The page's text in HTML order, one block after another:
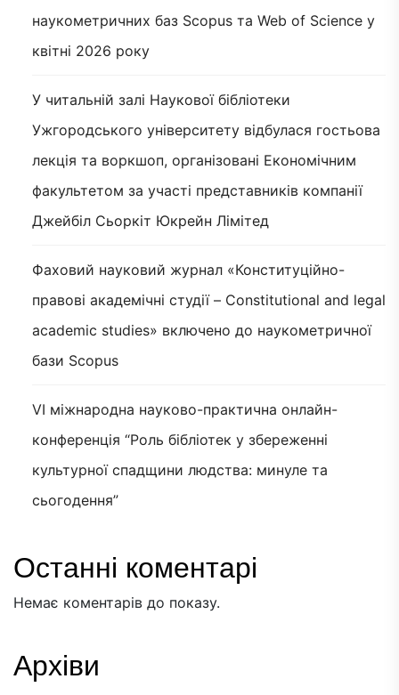
наукометричних баз Scopus та Web of Science у
квітні 2026 року
У читальній залі Наукової бібліотеки
Ужгородського університету відбулася гостьова
лекція та воркшоп, організовані Економічним
факультетом за участі представників компанії
Джейбіл Сьоркіт Юкрейн Лімітед
Фаховий науковий журнал «Конституційно-
правові академічні студії – Constitutional and legal
academic studies» включено до наукометричної
бази Scopus
VI міжнародна науково-практична онлайн-
конференція “Роль бібліотек у збереженні
культурної спадщини людства: минуле та
сьогодення”
Останні коментарі
Немає коментарів до показу.
Архіви